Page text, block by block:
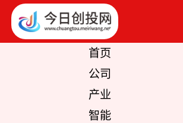
首页
公司
产业
智能